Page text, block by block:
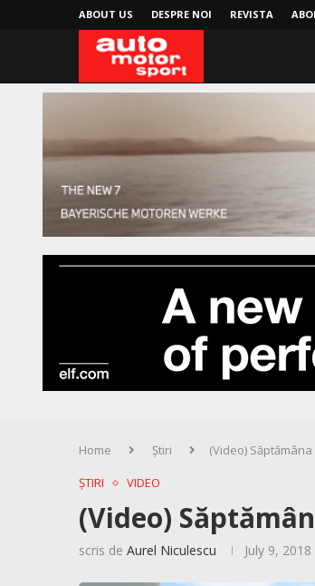
ABOUT US DESPRE NOI REVISTA
Home Știri
(Video)
ȘTIRI
VIDEO
(Video)
scris de Aurel Niculescu July 9, 2018